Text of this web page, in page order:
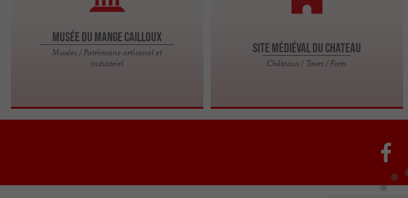
Musée du Mange Cailloux
Musées / Patrimoine artisanal et
industriel
Site Médiéval du Chateau
Châteaux / Tours / Forts